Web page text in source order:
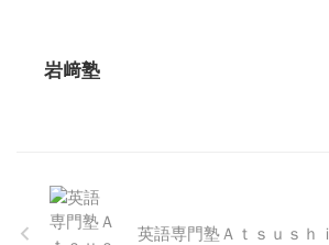
岩﨑塾
英語専門塾Ａｔｓｕｓｈｉ